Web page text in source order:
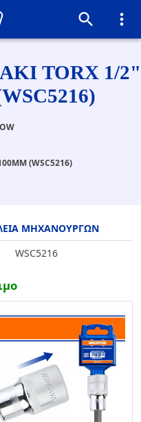
TORX 1/2"
(WSC5216)
ΜΗΧΑΝΟΥΡΓΩΝ
WSC5216